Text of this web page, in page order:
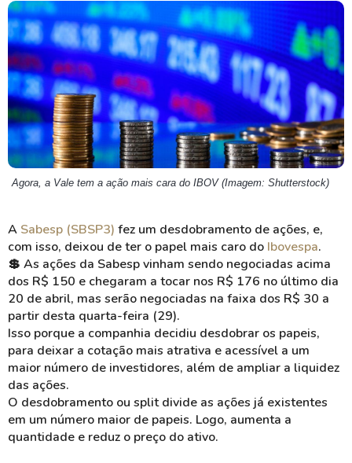
Agora, a Vale tem a ação mais cara do IBOV (Imagem: Shutterstock)
A Sabesp (SBSP3) fez um desdobramento de ações, e,
com isso, deixou de ter o papel mais caro do Ibovespa.
💲 As ações da Sabesp vinham sendo negociadas acima
dos R$ 150 e chegaram a tocar nos R$ 176 no último dia
20 de abril, mas serão negociadas na faixa dos R$ 30 a
partir desta quarta-feira (29).
Isso porque a companhia decidiu desdobrar os papeis,
para deixar a cotação mais atrativa e acessível a um
maior número de investidores, além de ampliar a liquidez
das ações.
O desdobramento ou split divide as ações já existentes
em um número maior de papeis. Logo, aumenta a
quantidade e reduz o preço do ativo.